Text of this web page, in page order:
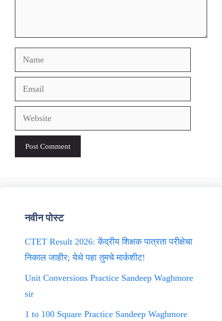
Name
Email
Website
नवीन पोस्ट
CTET Result 2026: केंद्रीय शिक्षक पात्रता परीक्षेचा
निकाल जाहीर; येथे पहा तुमचे मार्कशीट!
Unit Conversions Practice Sandeep Waghmore
sir
1 to 100 Square Practice Sandeep Waghmore